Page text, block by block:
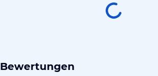
Bewertungen